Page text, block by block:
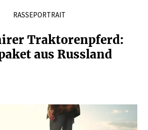
RASSEPORTRAIT
Trakto­ren­pferd:
aus Russland